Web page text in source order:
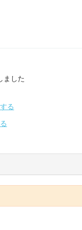
ました
る